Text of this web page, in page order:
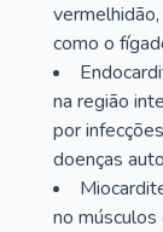
como o
na região
por
doenças
no